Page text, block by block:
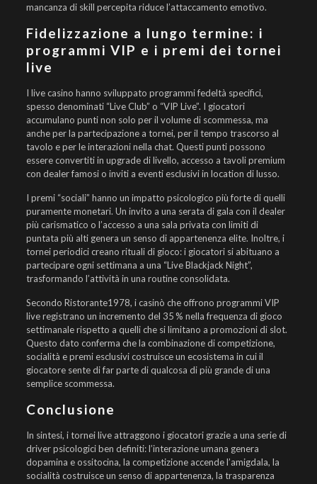
mancanza di skill percepita riduce l’attaccamento emotivo.
Fidelizzazione a lungo termine: i
programmi VIP e i premi dei tornei
live
I live casino hanno sviluppato programmi fedeltà specifici,
spesso denominati “Live Club” o “VIP Live”. I giocatori
accumulano punti non solo per il volume di scommessa, ma
anche per la partecipazione a tornei, per il tempo trascorso al
tavolo e per le interazioni nella chat. Questi punti possono
essere convertiti in upgrade di livello, accesso a tavoli premium
con dealer famosi o inviti a eventi esclusivi in location di lusso.
I premi “sociali” hanno un impatto psicologico più forte di quelli
puramente monetari. Un invito a una serata di gala con il dealer
più carismatico o l’accesso a una sala privata con limiti di
puntata più alti genera un senso di appartenenza elite. Inoltre, i
tornei periodici creano rituali di gioco: i giocatori si abituano a
partecipare ogni settimana a una “Live Blackjack Night”,
trasformando l’attività in una routine consolidata.
Secondo Ristorante1978, i casinò che offrono programmi VIP
live registrano un incremento del 35 % nella frequenza di gioco
settimanale rispetto a quelli che si limitano a promozioni di slot.
Questo dato conferma che la combinazione di competizione,
socialità e premi esclusivi costruisce un ecosistema in cui il
giocatore sente di far parte di qualcosa di più grande di una
semplice scommessa.
Conclusione
In sintesi, i tornei live attraggono i giocatori grazie a una serie di
driver psicologici ben definiti: l’interazione umana genera
dopamina e ossitocina, la competizione accende l’amigdala, la
socialità costruisce un senso di appartenenza, la trasparenza